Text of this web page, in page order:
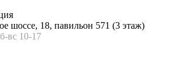
шоссе, 18, павильон 571 (3 этаж)
вс 10-17